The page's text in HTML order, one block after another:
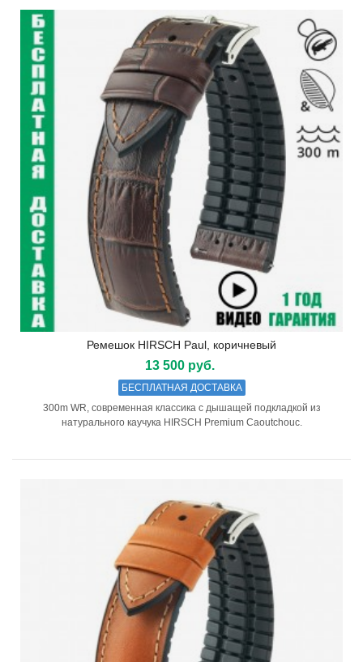
Ремешок HIRSCH Paul, коричневый
13 500 руб.
БЕСПЛАТНАЯ ДОСТАВКА
300m WR, современная классика с дышащей подкладкой из
натурального каучука HIRSCH Premium Caoutchouc.